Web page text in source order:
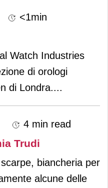
<1min
Watch Industries
di orologi
di Londra....
4 min read
Trudi
biancheria per
alcune delle